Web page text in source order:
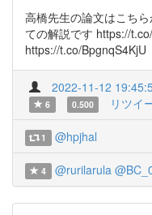
高橋先生の論文はこち
ての解説です https://
https://t.co/BpgnqS4KjU
2022-11-12
6
0.500 リツイ
1 @hpjhal
4 @rurilarula